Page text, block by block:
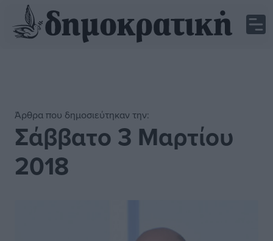
Άρθρα που δημοσιεύτηκαν την:
Σάββατο 3 Μαρτίου
2018